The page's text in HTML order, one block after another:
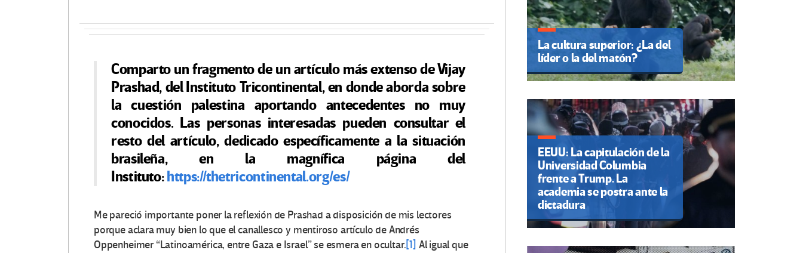
Comparto un fragmento de un artículo más extenso de Vijay
Prashad, del Instituto Tricontinental, en donde aborda sobre
la cuestión palestina aportando antecedentes no muy
conocidos. Las personas interesadas pueden consultar el
resto del artículo, dedicado específicamente a la situación
brasileña, en la magnífica página del
Instituto:https://thetricontinental.org/es/
Me pareció importante poner la reflexión de Prashad a disposición de mis lectores
porque aclara muy bien lo que el canallesco y mentiroso artículo de Andrés
Oppenheimer “Latinoamérica, entre Gaza e Israel” se esmera en ocultar.[1] Al igual que
La cultura superior: ¿La del
líder o la del matón?
EEUU: La capitulación de la
Universidad Columbia
frente a Trump. La
academia se postra ante la
dictadura